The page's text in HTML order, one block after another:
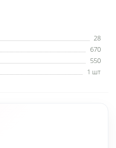
28
670
550
1 шт